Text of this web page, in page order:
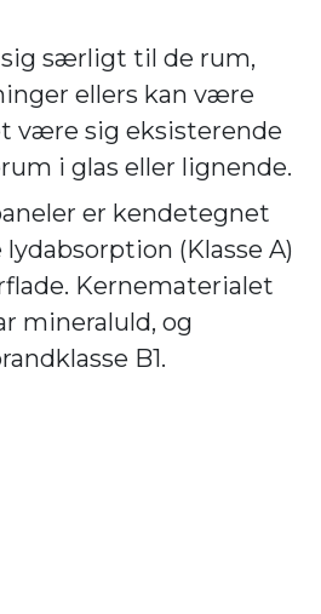
særligt til de rum,
ellers kan være
være sig eksisterende
i glas eller lignende.
er kendetegnet
(Klasse A)
Kernematerialet
mineraluld, og
B1.